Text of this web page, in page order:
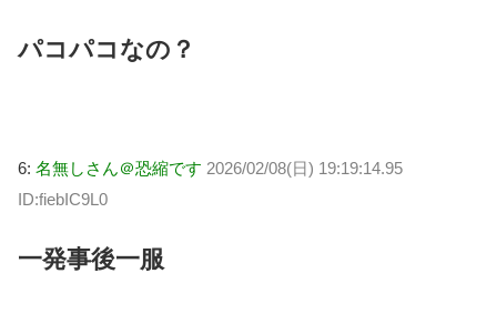
パコパコなの？
6: 名無しさん＠恐縮です 2026/02/08(日) 19:19:14.95
ID:fiebIC9L0
一発事後一服